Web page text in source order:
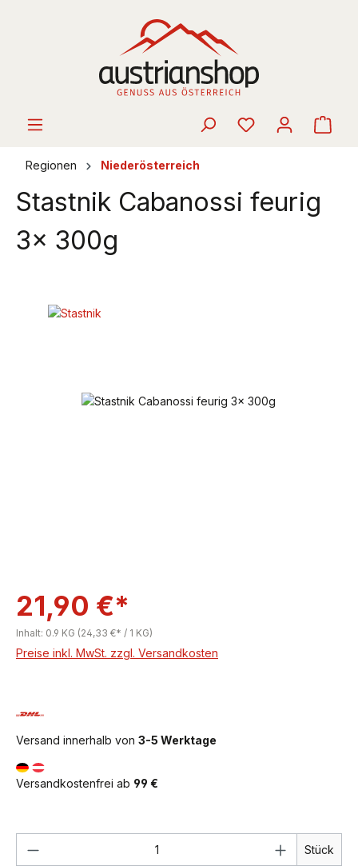
Regionen Niederösterreich
Stastnik Cabanossi feurig
3x 300g
Bildergalerie überspringen
21,90 €*
Inhalt: 0.9 KG (24,33 €* / 1 KG)
Preise inkl. MwSt. zzgl. Versandkosten
Versand innerhalb von 3-5 Werktage
Versandkostenfrei ab 99 €
Produkt Anzahl: Gib den Stück